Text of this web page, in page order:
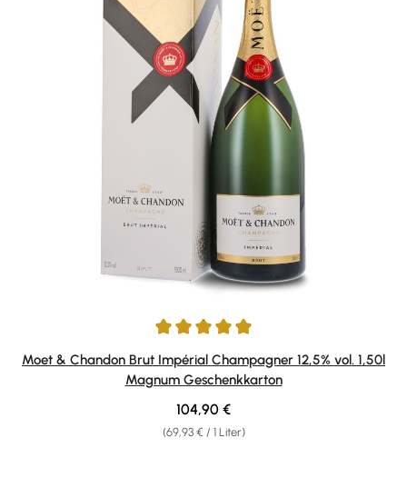
Durchschnittliche Bewertung von 5 von 5 Sternen
Moet & Chandon Brut Impérial Champagner 12,5% vol. 1,50l
Magnum Geschenkkarton
(69,93 € / 1 Liter)
Regulärer Preis:
104,90 €